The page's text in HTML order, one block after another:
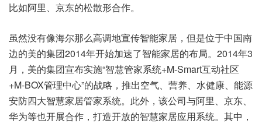
比如阿里、京东的松散形合作。
虽然没有像海尔那么高调地宣传智能家居，但是位于中国南
边的美的集团2014年开始加速了智能家居的布局。2014年3
月，美的集团宣布实施“智慧管家系统+M-Smart互动社区
+M-BOX管理中心”的战略，推出空气、营养、水健康、能源
安防四大智慧家居管家系统。此外，该公司与阿里、京东、
华为等也开展合作，打造开放的智慧家居应用系统。其中，